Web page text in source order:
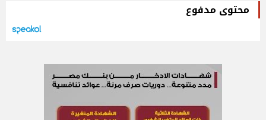
محتوى مدفوع